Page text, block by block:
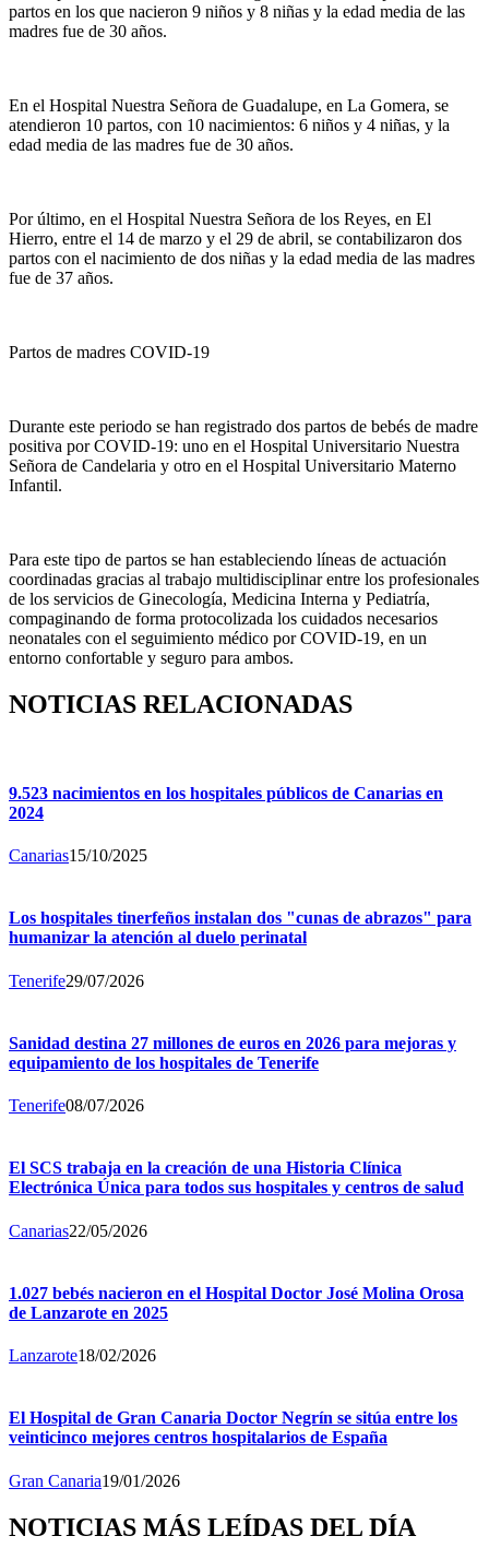
partos en los que nacieron 9 niños y 8 niñas y la edad media de las
madres fue de 30 años.
En el Hospital Nuestra Señora de Guadalupe, en La Gomera, se
atendieron 10 partos, con 10 nacimientos: 6 niños y 4 niñas, y la
edad media de las madres fue de 30 años.
Por último, en el Hospital Nuestra Señora de los Reyes, en El
Hierro, entre el 14 de marzo y el 29 de abril, se contabilizaron dos
partos con el nacimiento de dos niñas y la edad media de las madres
fue de 37 años.
Partos de madres COVID-19
Durante este periodo se han registrado dos partos de bebés de madre
positiva por COVID-19: uno en el Hospital Universitario Nuestra
Señora de Candelaria y otro en el Hospital Universitario Materno
Infantil.
Para este tipo de partos se han estableciendo líneas de actuación
coordinadas gracias al trabajo multidisciplinar entre los profesionales
de los servicios de Ginecología, Medicina Interna y Pediatría,
compaginando de forma protocolizada los cuidados necesarios
neonatales con el seguimiento médico por COVID-19, en un
entorno confortable y seguro para ambos.
NOTICIAS RELACIONADAS
9.523 nacimientos en los hospitales públicos de Canarias en
2024
Canarias15/10/2025
Los hospitales tinerfeños instalan dos "cunas de abrazos" para
humanizar la atención al duelo perinatal
Tenerife29/07/2026
Sanidad destina 27 millones de euros en 2026 para mejoras y
equipamiento de los hospitales de Tenerife
Tenerife08/07/2026
El SCS trabaja en la creación de una Historia Clínica
Electrónica Única para todos sus hospitales y centros de salud
Canarias22/05/2026
1.027 bebés nacieron en el Hospital Doctor José Molina Orosa
de Lanzarote en 2025
Lanzarote18/02/2026
El Hospital de Gran Canaria Doctor Negrín se sitúa entre los
veinticinco mejores centros hospitalarios de España
Gran Canaria19/01/2026
NOTICIAS MÁS LEÍDAS DEL DÍA